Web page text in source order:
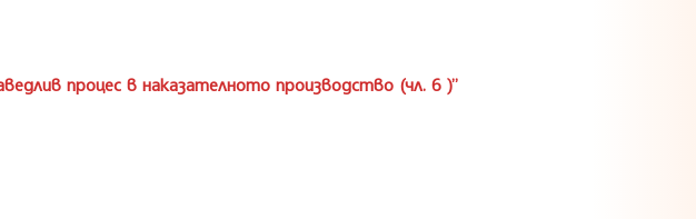
процес в наказателното производство (чл. 6 )”